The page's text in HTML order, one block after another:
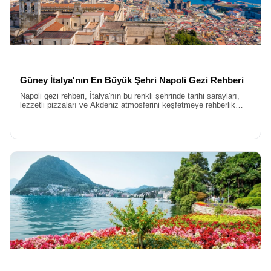
güvenli ve konforlu bir tatil vaat ediyor.
Uçaklı İtalya Turu
Konforlu bir başlangıç, güzel bir seyahatin anahtarıdır. Bu yüzden
konseptimiz sayesinde, İstanbul’dan İtalya’ya en hızlı ve
rahat şekilde ulaşıyorsunuz. Otobüs yolculuklarının yoruculuğunu
sadece şehirler arası kısa ve keyifli transferlere indirgiyor,
enerjinizi yollarda değil, gezilecek muhteşem meydanlarda
kalitemiz, dönüş uçağına binene kadar kesintisiz devam ediyor.
esnasında ekstra tur adı altında ilave ücretler talep etmiyoruz.
Ekstra Turlar dahil İtalya
kavramını, tüm ekstra turlar fiyata dahil
prensibiyle yeniden tanımlıyoruz. Como Gölü’ne gitmek için Pisa
Kulesi’ni görmek için veya Venedik’te vaporettoya binmek için
otobüste elini cebine atan gezginler görmek istemiyoruz. Bizim
felsefemizde, gidilen coğrafyanın görülmesi gereken her noktası,
paketin doğal bir parçasıdır ve misafirlerimiz bütçelerini henüz
yola çıkmadan net bir şekilde bilirler.
Güney İtalya'nın En Büyük Şehri Napoli Gezi Rehberi
Napoli gezi rehberi, İtalya'nın bu renkli şehrinde tarihi sarayları,
lezzetli pizzaları ve Akdeniz atmosferini keşfetmeye rehberlik